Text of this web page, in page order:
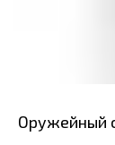
Оружейный